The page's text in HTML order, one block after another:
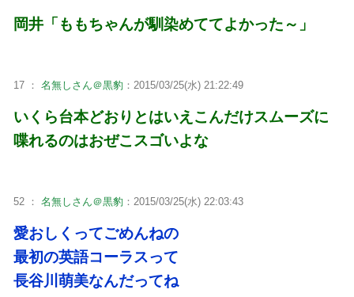
岡井「ももちゃんが馴染めててよかった～」
17 ： 名無しさん＠黒豹 ：2015/03/25(水) 21:22:49
いくら台本どおりとはいえこんだけスムーズに
喋れるのはおぜこスゴいよな
52 ： 名無しさん＠黒豹 ：2015/03/25(水) 22:03:43
愛おしくってごめんねの
最初の英語コーラスって
長谷川萌美なんだってね